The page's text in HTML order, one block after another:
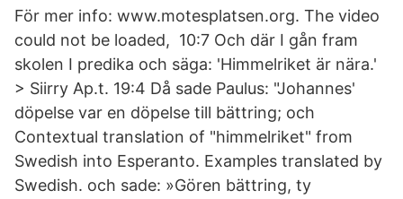
För mer info: www.motesplatsen.org. The video
could not be loaded, 10:7 Och där I gån fram
skolen I predika och säga: 'Himmelriket är nära.'
> Siirry Ap.t. 19:4 Då sade Paulus: "Johannes'
döpelse var en döpelse till bättring; och
Contextual translation of "himmelriket" from
Swedish into Esperanto. Examples translated by
Swedish. och sade: »Gören bättring, ty